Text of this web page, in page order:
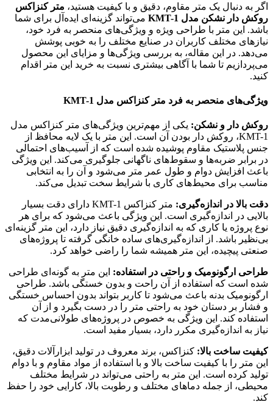
اگر به دنبال یک متر مقاوم، دقیق و با کیفیت هستید، متر کنزاکس
روکش دار نشکن مدل KMT-1
می‌تواند گزینه‌ای ایده‌آل برای شما
باشد. این متر با طراحی ویژه و ویژگی‌های منحصر به فرد خود،
نیازهای مختلف کاربران در صنایع مختلف را به خوبی پوشش
می‌دهد. در این مقاله، به بررسی ویژگی‌ها و مزایای این محصول
می‌پردازیم تا شما با آگاهی بیشتری نسبت به خرید این متر اقدام
کنید.
ویژگی‌های منحصر به فرد متر کنزاکس مدل KMT-1
روکش دار و نشکن: یکی از مهم‌ترین ویژگی‌های متر کنزاکس مدل
KMT-1، روکش دار بودن آن است. این متر با یک لایه محافظ از
جنس پلاستیک مقاوم پوشیده شده است که از آسیب‌های احتمالی
در برابر ضربه‌ها و سقوط‌های ناگهانی جلوگیری می‌کند. این ویژگی
باعث افزایش دوام و طول عمر متر می‌شود و آن را به انتخابی
مناسب برای محیط‌های کاری با شرایط سخت تبدیل می‌کند.
دقت بالا در اندازه‌گیری:
متر کنزاکس KMT-1 دارای دقت بسیار
بالایی در اندازه‌گیری است. این ویژگی باعث می‌شود که برای هر
نوع پروژه یا کاری که به اندازه‌گیری دقیق نیاز دارد، این متر گزینه‌ای
بی‌نظیر باشد. از اندازه‌گیری‌های ساده خانگی گرفته تا پروژه‌های
صنعتی پیچیده، این متر همیشه شما را راضی خواهد کرد.
طراحی ارگونومیک و راحتی در استفاده: این متر به گونه‌ای طراحی
شده است که استفاده از آن راحت و بدون خستگی باشد. طراحی
ارگونومیک بدنه باعث می‌شود تا کاربر بتواند بدون احساس خستگی
و فشار بر دستان خود به راحتی متر را در دست بگیرد و از آن
استفاده کند. این ویژگی به خصوص در پروژه‌های طولانی‌مدت که
نیاز به اندازه‌گیری مکرر دارد، بسیار مفید است.
کیفیت ساخت بالا: کنزاکس، برند معروف در تولید ابزارآلات دقیق،
این متر را با کیفیت ساخت بالا و با استفاده از مواد مقاوم و با دوام
تولید کرده است. این متر به راحتی می‌تواند در شرایط مختلف
محیطی، از جمله دماهای مختلف و رطوبت بالا، کارایی خود را حفظ
کند.